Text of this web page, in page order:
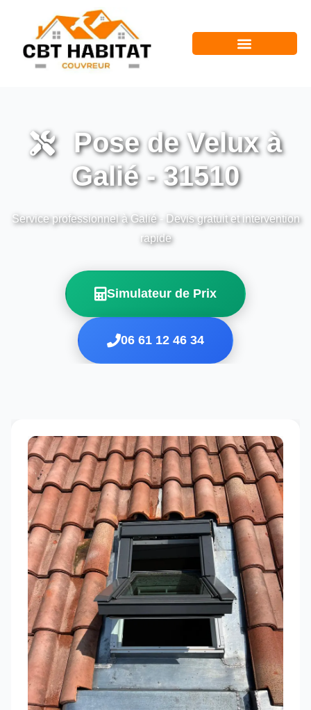
Pose de Velux à
Galié - 31510
Service professionnel à Galié - Devis gratuit et intervention
rapide
Simulateur de Prix
06 61 12 46 34